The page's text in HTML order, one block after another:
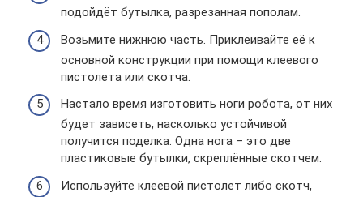
подойдёт бутылка, разрезанная пополам.
Возьмите нижнюю часть. Приклеивайте её к
основной конструкции при помощи клеевого
пистолета или скотча.
Настало время изготовить ноги робота, от них
будет зависеть, насколько устойчивой
получится поделка. Одна нога – это две
пластиковые бутылки, скреплённые скотчем.
Используйте клеевой пистолет либо скотч,